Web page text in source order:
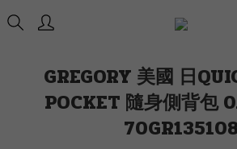
GREGORY 美國 日
POCKET 隨身側背包
70GR135108